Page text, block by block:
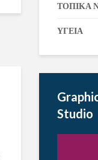
ΤΟΠΙΚΑ
ΥΓΕΙΑ
Studio